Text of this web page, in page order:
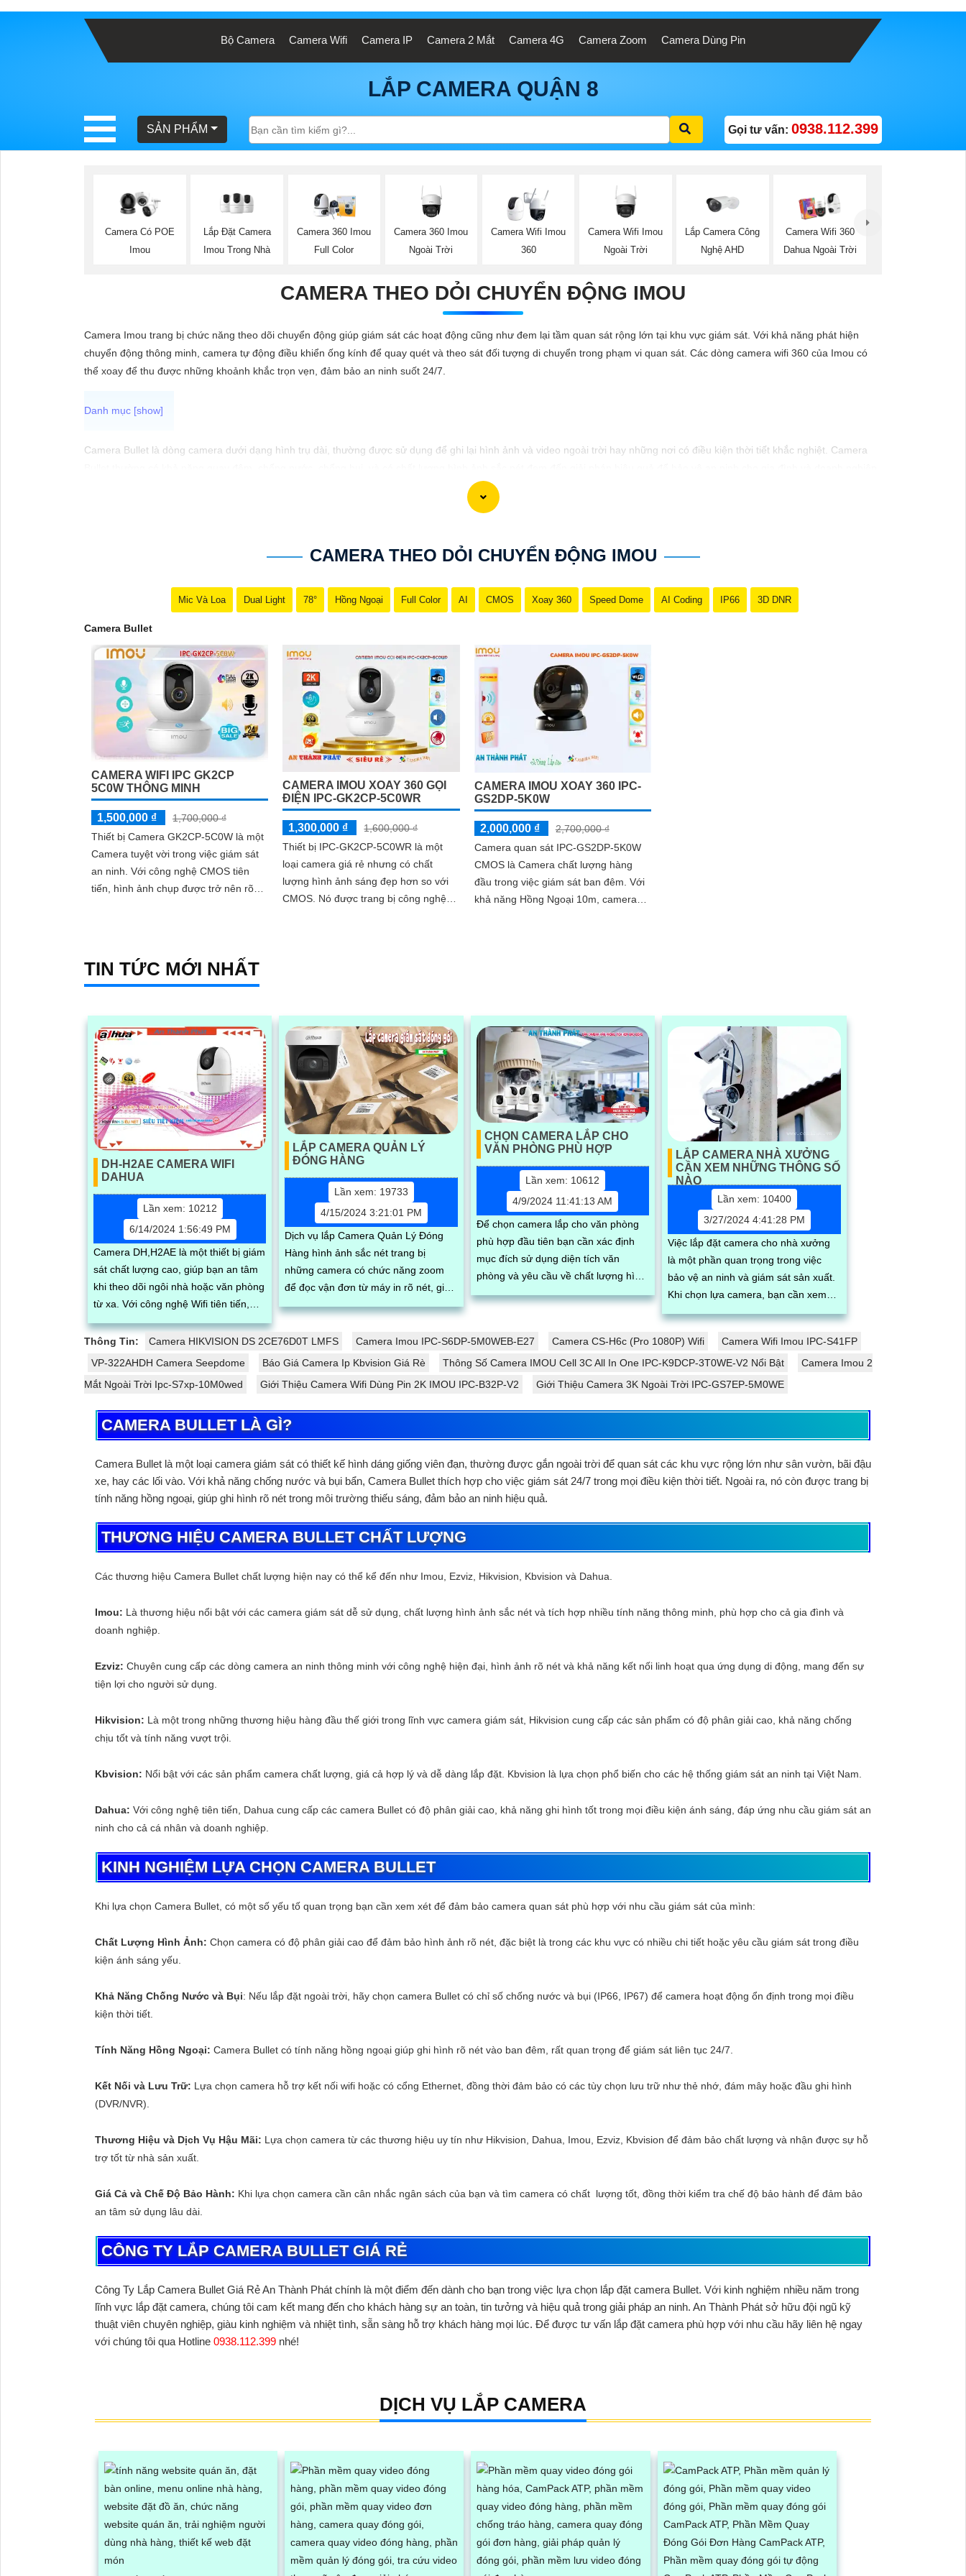
Bộ Camera Camera Wifi Camera IP Camera 2 Mắt Camera 4G Camera Zoom Camera Dùng Pin
LẮP CAMERA QUẬN 8
SẢN PHẨM Gọi tư vấn: 0938.112.399
Camera Có POE
Imou
Lắp Đặt Camera
Imou Trong Nhà
Camera 360 Imou
Full Color
Camera 360 Imou
Ngoài Trời
Camera Wifi Imou
360
Camera Wifi Imou
Ngoài Trời
Lắp Camera Công
Nghệ AHD
Camera Wifi 360
Dahua Ngoài Trời
CAMERA THEO DỎI CHUYỂN ĐỘNG IMOU
Camera Imou trang bị chức năng theo dõi chuyển động giúp giám sát các hoạt động cũng như đem lại tầm quan sát rộng lớn tại khu vực giám sát. Với khả năng phát hiện
chuyển động thông minh, camera tự động điều khiển ống kính để quay quét và theo sát đối tượng di chuyển trong phạm vi quan sát. Các dòng camera wifi 360 của Imou có
thể xoay để thu được những khoảnh khắc trọn vẹn, đảm bảo an ninh suốt 24/7.
Camera Bullet là dòng camera dưới dạng hình trụ dài, thường được sử dụng để ghi lại hình ảnh và video ngoài trời hay những nơi có điều kiện thời tiết khắc nghiệt. Camera
CAMERA THEO DỎI CHUYỂN ĐỘNG IMOU
Mic Và Loa Dual Light 78° Hồng Ngoại Full Color AI CMOS Xoay 360 Speed Dome AI Coding IP66 3D DNR
Camera Bullet
CAMERA WIFI IPC GK2CP
5C0W THÔNG MINH
1,500,000 ₫
1,700,000 ₫
Thiết bị Camera GK2CP-5C0W là một
Camera tuyệt vời trong việc giám sát
an ninh. Với công nghệ CMOS tiên
tiến, hình ảnh chụp được trở nên rõ
CAMERA IMOU XOAY 360 GỌI
ĐIỆN IPC-GK2CP-5C0WR
1,300,000 ₫
1,600,000 ₫
Thiết bị IPC-GK2CP-5C0WR là một
loại camera giá rẻ nhưng có chất
lượng hình ảnh sáng đẹp hơn so với
CMOS. Nó được trang bị công nghệ
CAMERA IMOU XOAY 360 IPC-
GS2DP-5K0W
2,000,000 ₫
2,700,000 ₫
Camera quan sát IPC-GS2DP-5K0W
CMOS là Camera chất lượng hàng
đầu trong việc giám sát ban đêm. Với
khả năng Hồng Ngoại 10m, camera
TIN TỨC MỚI NHẤT
DH-H2AE CAMERA WIFI
DAHUA
Lần xem: 10212
6/14/2024 1:56:49 PM
Camera DH,H2AE là một thiết bị giám
sát chất lượng cao, giúp bạn an tâm
khi theo dõi ngôi nhà hoặc văn phòng
từ xa. Với công nghệ Wifi tiên tiến,
bạn có thể dễ dàng kết nối và kiểm
soát từ xa thông qua ứng dụng di
LẮP CAMERA QUẢN LÝ
ĐÓNG HÀNG
Lần xem: 19733
4/15/2024 3:21:01 PM
Dịch vụ lắp Camera Quản Lý Đóng
Hàng hình ảnh sắc nét trang bị
những camera có chức năng zoom
để đọc vận đơn từ máy in rõ nét, giải
pháp hiện đại cho doanh nghiệp vận
CHỌN CAMERA LẮP CHO
VĂN PHÒNG PHÙ HỢP
Lần xem: 10612
4/9/2024 11:41:13 AM
Để chọn camera lắp cho văn phòng
phù hợp đầu tiên bạn cần xác định
mục đích sử dụng diện tích văn
phòng và yêu cầu về chất lượng hình
ảnh thiết kế camera đạt tính mỹ thuật
LẮP CAMERA NHÀ XƯỞNG
CẦN XEM NHỮNG THÔNG SỐ
NÀO
Lần xem: 10400
3/27/2024 4:41:28 PM
Việc lắp đặt camera cho nhà xưởng
là một phần quan trọng trong việc
bảo vệ an ninh và giám sát sản xuất.
Khi chọn lựa camera, bạn cần xem
xét các thông số như độ phân giải
Thông Tin:
Camera HIKVISION DS 2CE76D0T LMFS Camera Imou IPC-S6DP-5M0WEB-E27 Camera CS-H6c (Pro 1080P) Wifi
Camera Wifi Imou IPC-S41FP
VP-322AHDH Camera Seepdome
Báo Giá Camera Ip Kbvision Giá Rè Thông Số Camera IMOU Cell 3C All In One IPC-K9DCP-3T0WE-V2 Nổi Bật
Camera Imou 2
Mắt Ngoài Trời Ipc-S7xp-10M0wed
Giới Thiệu Camera Wifi Dùng Pin 2K IMOU IPC-B32P-V2 Giới Thiệu Camera 3K Ngoài Trời IPC-GS7EP-5M0WE
CAMERA BULLET LÀ GÌ?
Camera Bullet là một loại camera giám sát có thiết kế hình dáng giống viên đạn, thường được gắn ngoài trời để quan sát các khu vực rộng lớn như sân vườn, bãi đậu
xe, hay các lối vào. Với khả năng chống nước và bụi bẩn, Camera Bullet thích hợp cho việc giám sát 24/7 trong mọi điều kiện thời tiết. Ngoài ra, nó còn được trang bị
tính năng hồng ngoại, giúp ghi hình rõ nét trong môi trường thiếu sáng, đảm bảo an ninh hiệu quả.
THƯƠNG HIỆU CAMERA BULLET CHẤT LƯỢNG
Các thương hiệu Camera Bullet chất lượng hiện nay có thể kể đến như Imou, Ezviz, Hikvision, Kbvision và Dahua.
Imou: Là thương hiệu nổi bật với các camera giám sát dễ sử dụng, chất lượng hình ảnh sắc nét và tích hợp nhiều tính năng thông minh, phù hợp cho cả gia đình và
doanh nghiệp.
Ezviz: Chuyên cung cấp các dòng camera an ninh thông minh với công nghệ hiện đại, hình ảnh rõ nét và khả năng kết nối linh hoạt qua ứng dụng di động, mang đến sự
tiện lợi cho người sử dụng.
Hikvision: Là một trong những thương hiệu hàng đầu thế giới trong lĩnh vực camera giám sát, Hikvision cung cấp các sản phẩm có độ phân giải cao, khả năng chống
chịu tốt và tính năng vượt trội.
Kbvision: Nổi bật với các sản phẩm camera chất lượng, giá cả hợp lý và dễ dàng lắp đặt. Kbvision là lựa chọn phổ biến cho các hệ thống giám sát an ninh tại Việt Nam.
Dahua: Với công nghệ tiên tiến, Dahua cung cấp các camera Bullet có độ phân giải cao, khả năng ghi hình tốt trong mọi điều kiện ánh sáng, đáp ứng nhu cầu giám sát an
ninh cho cả cá nhân và doanh nghiệp.
KINH NGHIỆM LỰA CHỌN CAMERA BULLET
Khi lựa chọn Camera Bullet, có một số yếu tố quan trọng bạn cần xem xét để đảm bảo camera quan sát phù hợp với nhu cầu giám sát của mình:
Chất Lượng Hình Ảnh: Chọn camera có độ phân giải cao để đảm bảo hình ảnh rõ nét, đặc biệt là trong các khu vực có nhiều chi tiết hoặc yêu cầu giám sát trong điều
kiện ánh sáng yếu.
Khả Năng Chống Nước và Bụi: Nếu lắp đặt ngoài trời, hãy chọn camera Bullet có chỉ số chống nước và bụi (IP66, IP67) để camera hoạt động ổn định trong mọi điều
kiện thời tiết.
Tính Năng Hồng Ngoại: Camera Bullet có tính năng hồng ngoại giúp ghi hình rõ nét vào ban đêm, rất quan trọng để giám sát liên tục 24/7.
Kết Nối và Lưu Trữ: Lựa chọn camera hỗ trợ kết nối wifi hoặc có cổng Ethernet, đồng thời đảm bảo có các tùy chọn lưu trữ như thẻ nhớ, đám mây hoặc đầu ghi hình
(DVR/NVR).
Thương Hiệu và Dịch Vụ Hậu Mãi: Lựa chọn camera từ các thương hiệu uy tín như Hikvision, Dahua, Imou, Ezviz, Kbvision để đảm bảo chất lượng và nhận được sự hỗ
trợ tốt từ nhà sản xuất.
Giá Cả và Chế Độ Bảo Hành: Khi lựa chọn camera cần cân nhắc ngân sách của bạn và tìm camera có chất lượng tốt, đồng thời kiểm tra chế độ bảo hành để đảm bảo
an tâm sử dụng lâu dài.
CÔNG TY LẮP CAMERA BULLET GIÁ RẺ
Công Ty Lắp Camera Bullet Giá Rẻ An Thành Phát chính là một điểm đến dành cho bạn trong việc lựa chọn lắp đặt camera Bullet. Với kinh nghiệm nhiều năm trong
lĩnh vực lắp đặt camera, chúng tôi cam kết mang đến cho khách hàng sự an toàn, tin tưởng và hiệu quả trong giải pháp an ninh. An Thành Phát sở hữu đội ngũ kỹ
thuật viên chuyên nghiệp, giàu kinh nghiệm và nhiệt tình, sẵn sàng hỗ trợ khách hàng mọi lúc. Để được tư vấn lắp đặt camera phù hợp với nhu cầu hãy liên hệ ngay
với chúng tôi qua Hotline 0938.112.399 nhé!
DỊCH VỤ LẮP CAMERA